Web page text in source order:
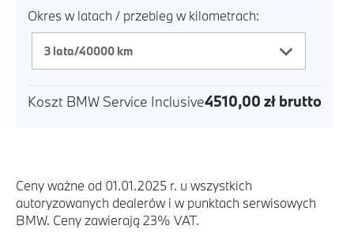
Okres w latach / przebieg w kilometrach:
Koszt BMW Service Inclusive4510,00 zł brutto
Ceny ważne od 01.01.2025 r. u wszystkich
autoryzowanych dealerów i w punktach serwisowych
BMW. Ceny zawierają 23% VAT.